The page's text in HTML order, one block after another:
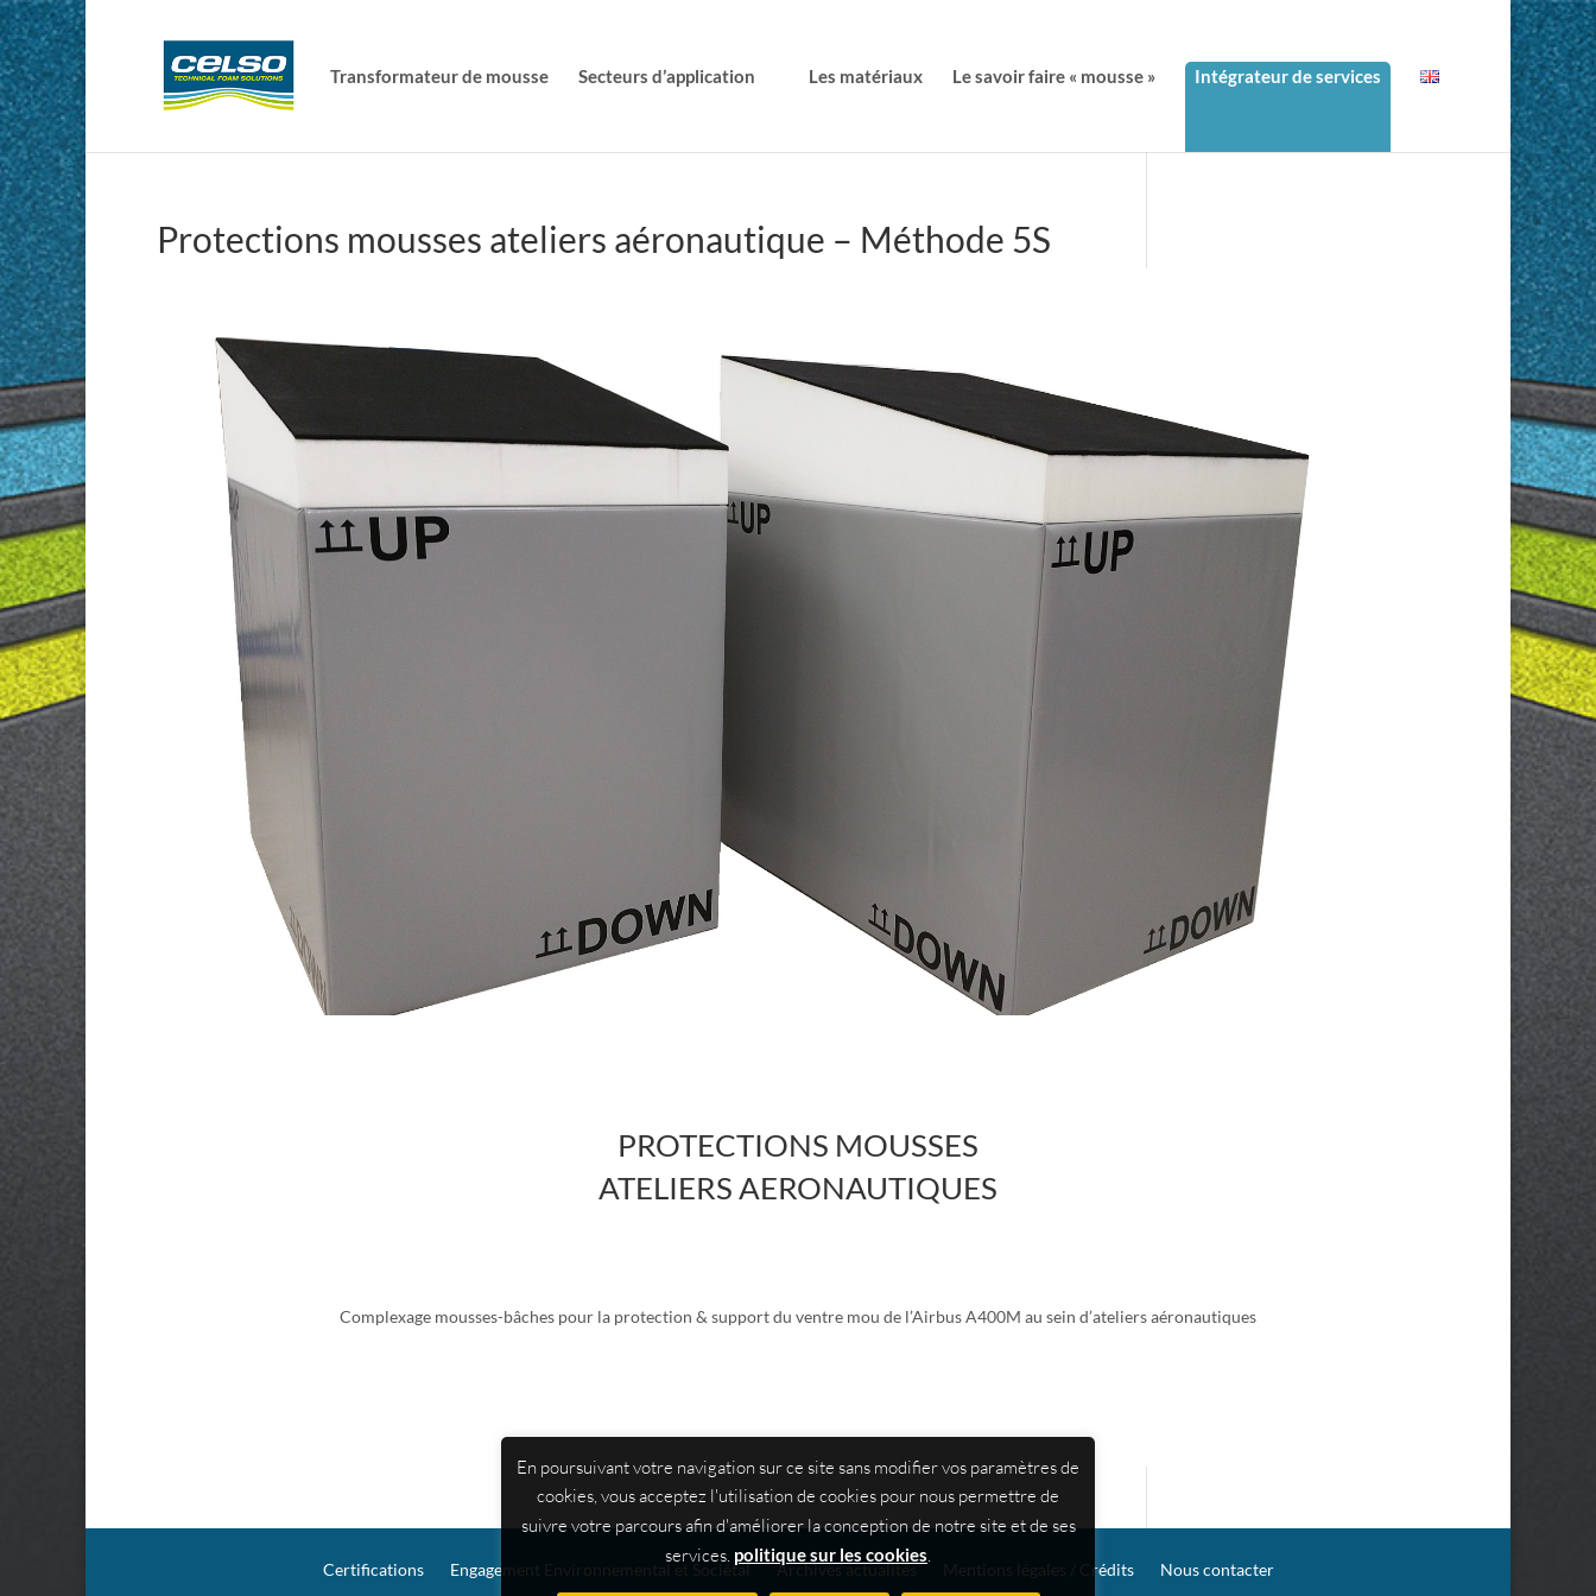
Transformateur de mousse Secteurs d’application Les matériaux Le savoir faire « mousse » Intégrateur de services
Protections mousses ateliers aéronautique – Méthode 5S
PROTECTIONS MOUSSES
ATELIERS AERONAUTIQUES
Complexage mousses-bâches pour la protection & support du ventre mou de l’Airbus A400M au sein d’ateliers aéronautiques
Certifications Engagement Environnemental et Sociétal Archives actualités Mentions légales / Crédits Nous contacter
En poursuivant votre navigation sur ce site sans modifier vos paramètres de
cookies, vous acceptez l'utilisation de cookies pour nous permettre de
suivre votre parcours afin d'améliorer la conception de notre site et de ses
services. politique sur les cookies.